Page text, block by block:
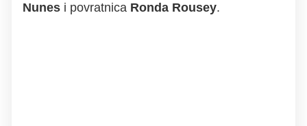
Nunes i povratnica Ronda Rousey.